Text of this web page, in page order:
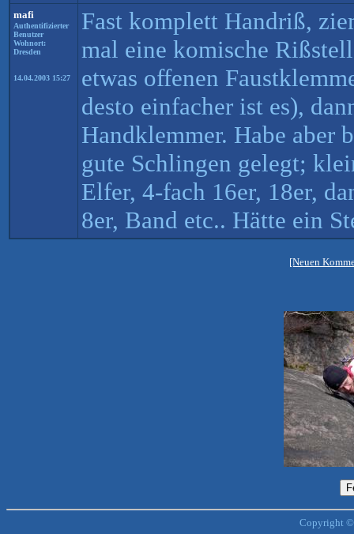
mafi
Authentifizierter
Benutzer
Wohnort:
Dresden
14.04.2003 15:27
Fast komplett Handriß,
mal eine komische
etwas offenen
desto einfacher ist es),
Handklemmer. Habe aber
gute Schlingen gelegt;
Elfer, 4-fach 16er, 18er,
8er, Band etc.. Hätte ein
[Neuen
Copyright ©